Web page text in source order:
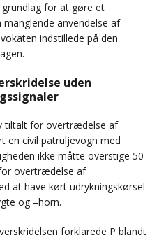
for at gøre et
anvendelse af
indstillede på den
uden
tiltalt for overtrædelse af
en civil patruljevogn med
ikke måtte overstige 50
overtrædelse af
at have kørt udrykningskørsel
og –horn.
forklarede P blandt